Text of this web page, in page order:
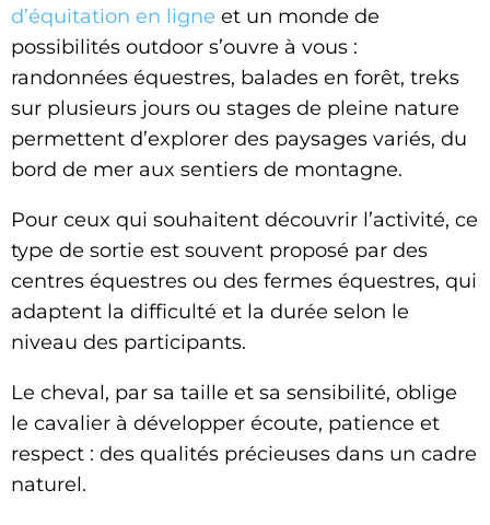
d’équitation en ligne et un monde de
possibilités outdoor s’ouvre à vous :
randonnées équestres, balades en forêt, treks
sur plusieurs jours ou stages de pleine nature
permettent d’explorer des paysages variés, du
bord de mer aux sentiers de montagne.
Pour ceux qui souhaitent découvrir l’activité, ce
type de sortie est souvent proposé par des
centres équestres ou des fermes équestres, qui
adaptent la difficulté et la durée selon le
niveau des participants.
Le cheval, par sa taille et sa sensibilité, oblige
le cavalier à développer écoute, patience et
respect : des qualités précieuses dans un cadre
naturel.